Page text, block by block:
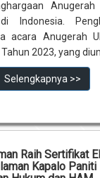
Anugerah
Indonesia.
acara Anugerah
2023, yang
Selengkapnya >>
Raih Sertifikat
Kapalo Paniti